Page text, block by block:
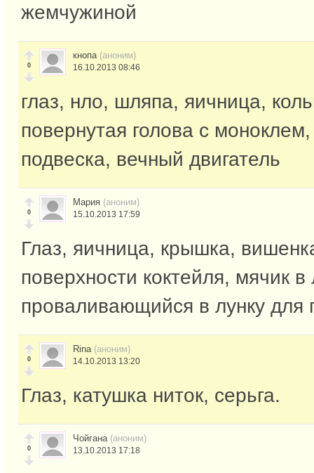
жемчужиной
0
кнопа (аноним)
16.10.2013 08:46
глаз, нло, шляпа, яичница,
повернутая голова с
подвеска, вечный двигатель
0
Мария (аноним)
15.10.2013 17:59
Глаз, яичница, крышка,
поверхности коктейля, мячик
проваливающийся в лунку для
0
Rina (аноним)
14.10.2013 13:20
Глаз, катушка ниток, серьга.
0
Чойгана (аноним)
13.10.2013 17:18